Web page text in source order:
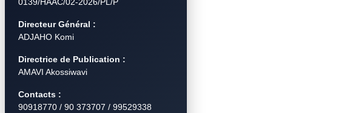
0139/HAAC/02-2026/PL/P
Directeur Général :
ADJAHO Komi
Directrice de Publication :
AMAVI Akossiwavi
Contacts :
90918770 / 90 373707 / 99529338